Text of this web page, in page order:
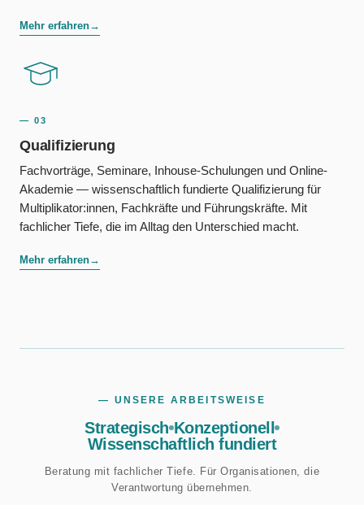
Mehr erfahren→
— 03
Qualifizierung
Fachvorträge, Seminare, Inhouse-Schulungen und Online-
Akademie — wissenschaftlich fundierte Qualifizierung für
Multiplikator:innen, Fachkräfte und Führungskräfte. Mit
fachlicher Tiefe, die im Alltag den Unterschied macht.
Mehr erfahren→
— UNSERE ARBEITSWEISE
Strategisch Konzeptionell
Wissenschaftlich fundiert
Beratung mit fachlicher Tiefe. Für Organisationen, die
Verantwortung übernehmen.